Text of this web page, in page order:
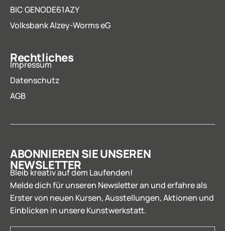
BIC GENODE61AZY
Volksbank Alzey-Worms eG
Rechtliches
Impressum
Datenschutz
AGB
ABONNIEREN SIE UNSEREN
NEWSLETTER
Bleib kreativ auf dem Laufenden!
Melde dich für unseren Newsletter an und erfahre als
Erster von neuen Kursen, Ausstellungen, Aktionen und
Einblicken in unsere Kunstwerkstatt.